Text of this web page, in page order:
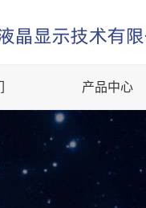
产品中心